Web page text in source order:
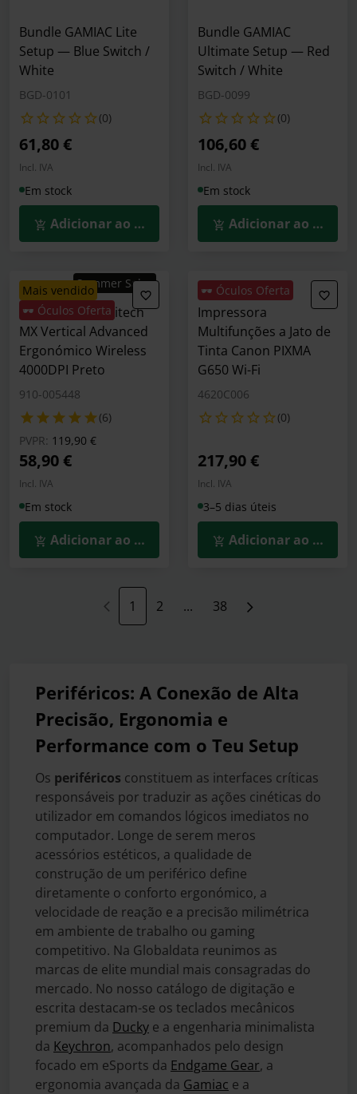
Bundle GAMIAC Lite
Setup — Blue Switch /
White
BGD-0101
(0)
61,80 €
Incl. IVA
Em stock
Adicionar ao Carrinho
Bundle GAMIAC
Ultimate Setup — Red
Switch / White
BGD-0099
(0)
106,60 €
Incl. IVA
Em stock
Adicionar ao
mais vendido
🕶️ Óculos Oferta
Summer Sales
Rato Óptico Logitech
MX Vertical Advanced
Ergonómico Wireless
4000DPI Preto
910-005448
(6)
PVPR: Preço reduzido de
119,90 €para
58,90 €
Incl. IVA
Em stock
Adicionar ao Carrinho
🕶️ Óculos Oferta
Impressora
Multifunções a Jato de
Tinta Canon PIXMA
G650 Wi-Fi
4620C006
(0)
217,90 €
Incl. IVA
3–5 dias úteis
Adicionar ao
1 2 ... 38
Periféricos: A Conexão de Alta
Precisão, Ergonomia e
Performance com o Teu Setup
Os periféricos constituem as interfaces críticas
responsáveis por traduzir as ações cinéticas do
utilizador em comandos lógicos imediatos no
computador. Longe de serem meros
acessórios estéticos, a qualidade de
construção de um periférico define
diretamente o conforto ergonómico, a
velocidade de reação e a precisão milimétrica
em ambiente de trabalho ou gaming
competitivo. Na Globaldata reunimos as
marcas de elite mundial mais consagradas do
mercado. No nosso catálogo de digitação e
escrita destacam-se os teclados mecânicos
premium da Ducky e a engenharia minimalista
da Keychron, acompanhados pelo design
focado em eSports da Endgame Gear, a
ergonomia avançada da Gamiac e a